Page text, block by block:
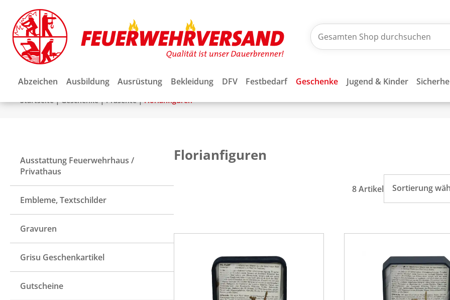
Abzeichen Ausbildung Ausrüstung Bekleidung DFV Festbedarf Geschenke Jugend & Kinder
Startseite|Geschenke|Präsente|Florianfiguren
Ausstattung Feuerwehrhaus /
Privathaus
Embleme, Textschilder
Gravuren
Grisu Geschenkartikel
Gutscheine
Florianfiguren
8 Artikel Sortierung